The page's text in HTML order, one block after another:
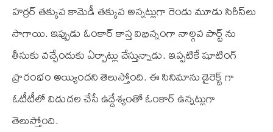
హర్రర్‌ తక్కువ కామెడీ తక్కువ అన్నట్లుగా రెండు మూడు సిరీస్‌లు
సాగాయి. ఇప్పుడు ఓంకార్‌ కాస్త విభిన్నంగా నాల్గవ పార్ట్‌ ను
తీసుకు వచ్చేందుకు ఏర్పాట్లు చేస్తున్నాడు. ఇప్పటికే షూటింగ్‌
ప్రారంభం అయ్యిందని తెలుస్తోంది. ఈ సినిమాను డైరెక్ట్‌ గా
ఓటీటీలో విడుదల చేసే ఉద్దేశ్యంతో ఓంకార్‌ ఉన్నట్లుగా
తెలుస్తోంది.